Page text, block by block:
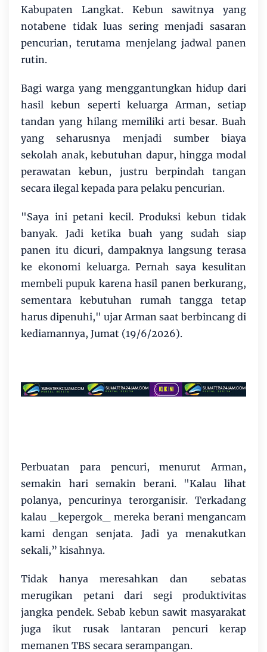
Kabupaten Langkat. Kebun sawitnya yang
notabene tidak luas sering menjadi sasaran
pencurian, terutama menjelang jadwal panen
rutin.
Bagi warga yang menggantungkan hidup dari
hasil kebun seperti keluarga Arman, setiap
tandan yang hilang memiliki arti besar. Buah
yang seharusnya menjadi sumber biaya
sekolah anak, kebutuhan dapur, hingga modal
perawatan kebun, justru berpindah tangan
secara ilegal kepada para pelaku pencurian.
"Saya ini petani kecil. Produksi kebun tidak
banyak. Jadi ketika buah yang sudah siap
panen itu dicuri, dampaknya langsung terasa
ke ekonomi keluarga. Pernah saya kesulitan
membeli pupuk karena hasil panen berkurang,
sementara kebutuhan rumah tangga tetap
harus dipenuhi," ujar Arman saat berbincang di
kediamannya, Jumat (19/6/2026).
Perbuatan para pencuri, menurut Arman,
semakin hari semakin berani. "Kalau lihat
polanya, pencurinya terorganisir. Terkadang
kalau _kepergok_ mereka berani mengancam
kami dengan senjata. Jadi ya menakutkan
sekali,” kisahnya.
Tidak hanya meresahkan dan sebatas
merugikan petani dari segi produktivitas
jangka pendek. Sebab kebun sawit masyarakat
juga ikut rusak lantaran pencuri kerap
memanen TBS secara serampangan.